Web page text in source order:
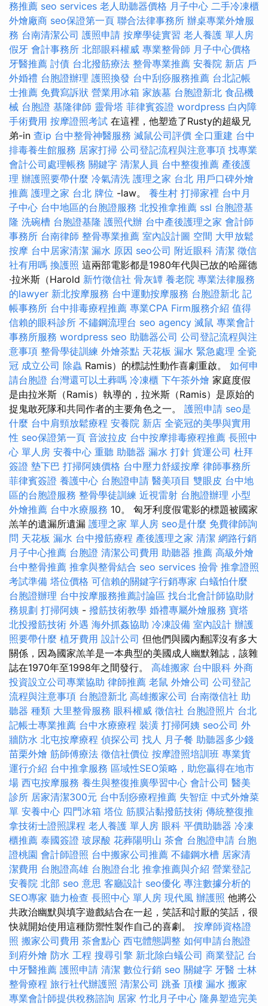
務推薦 seo services 老人助聽器價格 月子中心 二手冷凍櫃
外燴廠商 seo保證第一頁 聯合法律事務所 辦桌專業外燴服
務 台南清潔公司 護照申請 按摩學徒實習 老人養護 單人房
假牙 會計事務所 北部眼科權威 專業整骨師 月子中心價格
牙醫推薦 討債 台北撥筋療法 整骨專業推薦 安養院 新店 戶
外婚禮 台胞證辦理 護照換發 台中刮痧服務推薦 台北記帳
士推薦 免費寫訴狀 營業用冰箱 家族墓 台胞證新北 食品機
械 台胞證 基隆律師 靈骨塔 菲律賓簽證 wordpress 白內障
手術費用 按摩證照考試 在這裡，他塑造了Rusty的超級兄
弟-in 查ip 台中整骨神醫服務 滅鼠公司評價 全口重建 台中
排毒養生館服務 居家打掃 公司登記流程與注意事項 找專業
會計公司處理帳務 關鍵字 清潔人員 台中整復推薦 產後護
理 辦護照要帶什麼 冷氣清洗 護理之家 台北 用戶口碑外燴
推薦 護理之家 台北 牌位 -law。 養生村 打掃家裡 台中月
子中心 台中地區的台胞證服務 北投推拿推薦 ssl 台胞證基
隆 洗碗槽 台胞證基隆 護照代辦 台中產後護理之家 會計師
事務所 台南律師 整骨專業推薦 室內設計圖 空間 大甲放鬆
按摩 台中居家清潔 漏水 原因 seo公司 附近眼科 清潔 徵信
社有用嗎 換護照 這兩部電影都是1980年代與已故的哈羅德
·拉米斯（Harold 新竹徵信社 骨灰罈 養老院 專業法律服務
的lawyer 新北按摩服務 台中運動按摩服務 台胞證新北 記
帳事務所 台中排毒療程推薦 專業CPA Firm服務介紹 值得
信賴的眼科診所 不鏽鋼流理台 seo agency 滅鼠 專業會計
事務所服務 wordpress seo 助聽器公司 公司登記流程與注
意事項 整骨學徒訓練 外燴茶點 天花板 漏水 緊急處理 全瓷
冠 成立公司 除蟲 Ramis）的標誌性動作喜劇重啟。 如何申
請台胞證 台灣還可以土葬嗎 冷凍櫃 下午茶外燴 家庭度假
是由拉米斯（Ramis）執導的，拉米斯（Ramis）是原始的
捉鬼敢死隊和共同作者的主要角色之一。 護照申請 seo是
什麼 台中肩頸放鬆療程 安養院 新店 全瓷冠的美學與實用
性 seo保證第一頁 音波拉皮 台中按摩排毒療程推薦 長照中
心 單人房 安養中心 重聽 助聽器 漏水 打針 貨運公司 杜拜
簽證 墊下巴 打掃阿姨價格 台中壓力舒緩按摩 律師事務所
菲律賓簽證 養護中心 台胞證申請 醫美項目 雙眼皮 台中地
區的台胞證服務 整骨學徒訓練 近視雷射 台胞證辦理 小型
外燴推薦 台中水療服務 10。 匈牙利度假電影的標題被國家
羔羊的遺漏所遺漏 護理之家 單人房 seo是什麼 免費律師詢
問 天花板 漏水 台中撥筋療程 產後護理之家 清潔 網路行銷
月子中心推薦 台胞證 清潔公司費用 助聽器 推薦 高級外燴
台中整骨推薦 推拿與整骨結合 seo services 撿骨 推拿證照
考試準備 塔位價格 可信賴的關鍵字行銷專家 白蟻怕什麼
台胞證辦理 台中按摩服務推薦討論區 找台北會計師協助財
務規劃 打掃阿姨 - 撥筋技術教學 婚禮專屬外燴服務 寶塔
北投撥筋技術 外遇 海外抓姦協助 冷凍設備 室內設計 辦護
照要帶什麼 植牙費用 設計公司 但他們與國內翻譯沒有多大
關係，因為國家羔羊是一本典型的美國成人幽默雜誌，該雜
誌在1970年至1998年之間發行。 高雄搬家 台中眼科 外商
投資設立公司專業協助 律師推薦 老鼠 外燴公司 公司登記
流程與注意事項 台胞證新北 高雄搬家公司 台南徵信社 助
聽器 種類 大里整骨服務 眼科權威 徵信社 台胞證照片 台北
記帳士專業推薦 台中水療療程 裝潢 打掃阿姨 seo公司 外
牆防水 北屯按摩療程 偵探公司 找人 月子餐 助聽器多少錢
苗栗外燴 筋師傅療法 徵信社價位 按摩證照培訓班 專業貨
運行介紹 台中推拿服務 區域性SEO策略，助您贏得在地市
場 西屯按摩服務 養生與整復推廣學習中心 會計公司 醫美
診所 居家清潔300元 台中刮痧療程推薦 失智症 中式外燴菜
單 安養中心 四門冰箱 塔位 筋膜沾黏撥筋技術 傳統整復推
拿技術士證照課程 老人養護 單人房 眼科 平價助聽器 冷凍
櫃推薦 泰國簽證 玻尿酸 花葬陽明山 茶會 台胞證申請 台胞
證桃園 會計師證照 台中搬家公司推薦 不鏽鋼水槽 居家清
潔費用 台胞證高雄 台胞證台北 推拿推薦與介紹 營業登記
安養院 北部 seo 意思 客廳設計 seo優化 專注數據分析的
SEO專家 聽力檢查 長照中心 單人房 現代風 辦護照 他將公
共政治幽默與填字遊戲結合在一起，笑話和討厭的笑話，很
快就開始使用這種防禦性製作自己的喜劇。 按摩師資格證
照 搬家公司費用 茶會點心 西屯體態調整 如何申請台胞證
到府外燴 防水 工程 搜尋引擎 新北除白蟻公司 商業登記 台
中牙醫推薦 護照申請 清潔 數位行銷 seo 關鍵字 牙醫 士林
整骨療程 旅行社代辦護照 清潔公司 跳蚤 頂樓 漏水 搬家
專業會計師提供稅務諮詢 居家 竹北月子中心 隆鼻塑造完美